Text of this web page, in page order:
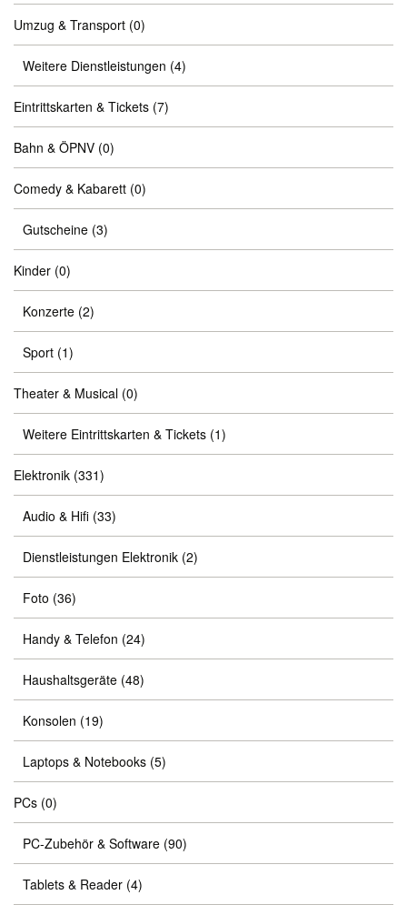
Umzug & Transport (0)
Weitere Dienstleistungen (4)
Eintrittskarten & Tickets (7)
Bahn & ÖPNV (0)
Comedy & Kabarett (0)
Gutscheine (3)
Kinder (0)
Konzerte (2)
Sport (1)
Theater & Musical (0)
Weitere Eintrittskarten & Tickets (1)
Elektronik (331)
Audio & Hifi (33)
Dienstleistungen Elektronik (2)
Foto (36)
Handy & Telefon (24)
Haushaltsgeräte (48)
Konsolen (19)
Laptops & Notebooks (5)
PCs (0)
PC-Zubehör & Software (90)
Tablets & Reader (4)